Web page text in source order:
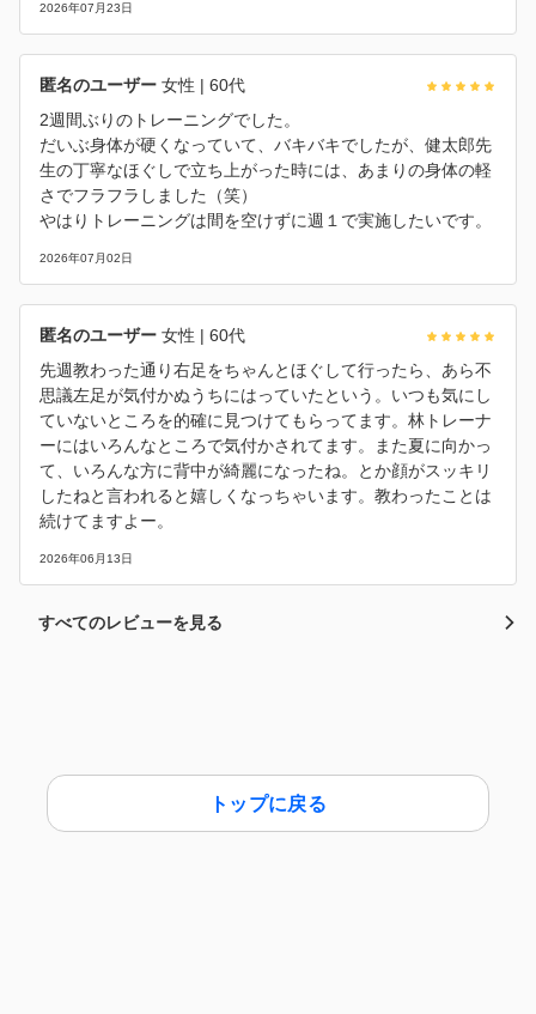
2026年07月23日
匿名のユーザー 女性 | 60代
2週間ぶりのトレーニングでした。
だいぶ身体が硬くなっていて、バキバキでしたが、健太郎先
生の丁寧なほぐしで立ち上がった時には、あまりの身体の軽
さでフラフラしました（笑）
やはりトレーニングは間を空けずに週１で実施したいです。
2026年07月02日
匿名のユーザー 女性 | 60代
先週教わった通り右足をちゃんとほぐして行ったら、あら不
思議左足が気付かぬうちにはっていたという。いつも気にし
ていないところを的確に見つけてもらってます。林トレーナ
ーにはいろんなところで気付かされてます。また夏に向かっ
て、いろんな方に背中が綺麗になったね。とか顔がスッキリ
したねと言われると嬉しくなっちゃいます。教わったことは
続けてますよー。
2026年06月13日
すべてのレビューを見る
トップに戻る